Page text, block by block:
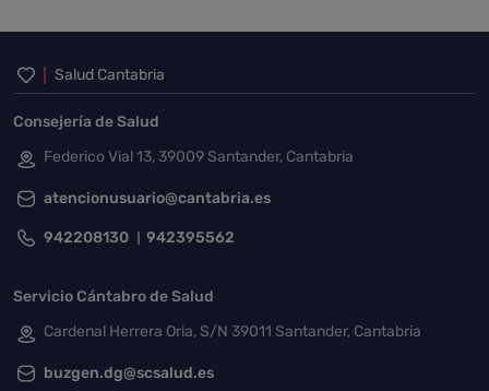
Inicio del pie de página
Salud Cantabria
Consejería de Salud
Federico Vial 13, 39009 Santander, Cantabria
atencionusuario@cantabria.es
942208130 942395562
Servicio Cántabro de Salud
Cardenal Herrera Oria, S/N 39011 Santander, Cantabria
buzgen.dg@scsalud.es